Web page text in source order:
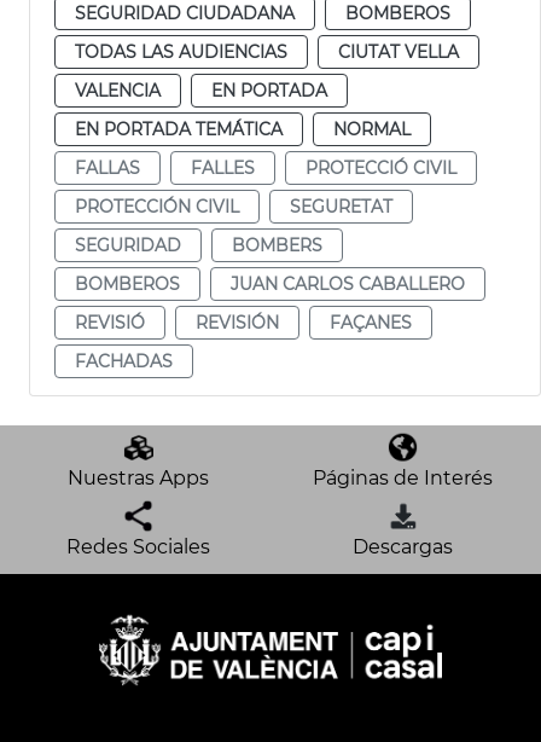
SEGURIDAD CIUDADANA
BOMBEROS
TODAS LAS AUDIENCIAS
CIUTAT VELLA
VALENCIA
EN PORTADA
EN PORTADA TEMÁTICA
NORMAL
FALLAS
FALLES
PROTECCIÓ CIVIL
PROTECCIÓN CIVIL
SEGURETAT
SEGURIDAD
BOMBERS
BOMBEROS
JUAN CARLOS CABALLERO
REVISIÓ
REVISIÓN
FAÇANES
FACHADAS
Nuestras Apps Páginas de Interés
Redes Sociales Descargas